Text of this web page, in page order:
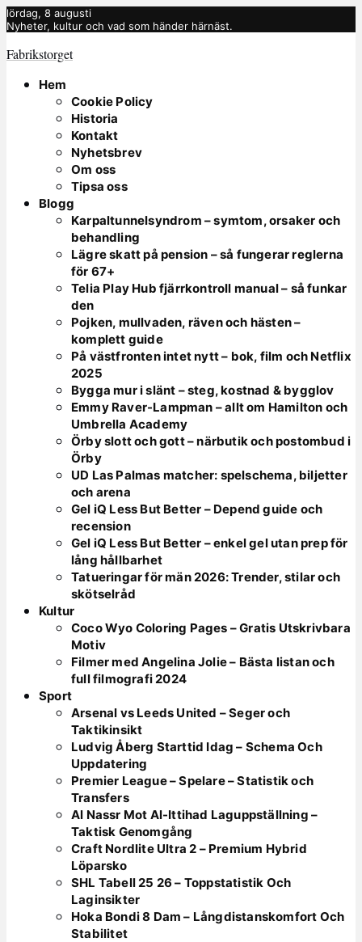
lördag, 8 augusti
Nyheter, kultur och vad som händer härnäst.
Fabrikstorget
Hem
Cookie Policy
Historia
Kontakt
Nyhetsbrev
Om oss
Tipsa oss
Blogg
Karpaltunnelsyndrom – symtom, orsaker och
behandling
Lägre skatt på pension – så fungerar reglerna
för 67+
Telia Play Hub fjärrkontroll manual – så funkar
den
Pojken, mullvaden, räven och hästen –
komplett guide
På västfronten intet nytt – bok, film och Netflix
2025
Bygga mur i slänt – steg, kostnad & bygglov
Emmy Raver-Lampman – allt om Hamilton och
Umbrella Academy
Örby slott och gott – närbutik och postombud i
Örby
UD Las Palmas matcher: spelschema, biljetter
och arena
Gel iQ Less But Better – Depend guide och
recension
Gel iQ Less But Better – enkel gel utan prep för
lång hållbarhet
Tatueringar för män 2026: Trender, stilar och
skötselråd
Kultur
Coco Wyo Coloring Pages – Gratis Utskrivbara
Motiv
Filmer med Angelina Jolie – Bästa listan och
full filmografi 2024
Sport
Arsenal vs Leeds United – Seger och
Taktikinsikt
Ludvig Åberg Starttid Idag – Schema Och
Uppdatering
Premier League – Spelare – Statistik och
Transfers
Al Nassr Mot Al-Ittihad Laguppställning –
Taktisk Genomgång
Craft Nordlite Ultra 2 – Premium Hybrid
Löparsko
SHL Tabell 25 26 – Toppstatistik Och
Laginsikter
Hoka Bondi 8 Dam – Långdistanskomfort Och
Stabilitet